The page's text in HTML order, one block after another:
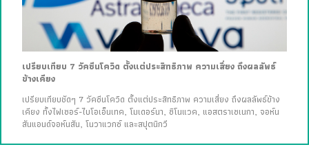
เปรียบเทียบ 7 วัคซีนโควิด ตั้งแต่ประสิทธิภาพ ความเสี่ยง ถึงผลลัพธ์
ข้างเคียง
เปรียบเทียบชัดๆ 7 วัคซีนโควิด ตั้งแต่ประสิทธิภาพ ความเสี่ยง ถึงผลลัพธ์ข้าง
เคียง ทั้งไฟเซอร์-ไบโอเอ็นเทค, โมเดอร์นา, ซิโนแวค, แอสตราเซเนกา, จอห์น
สันแอนด์จอห์นสัน, โนวาแวกซ์ และสปุตนิกวี